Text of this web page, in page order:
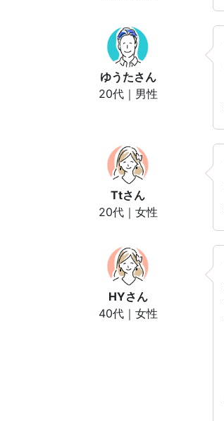
ゆうたさん
20代｜男性
Ttさん
20代｜女性
HYさん
40代｜女性